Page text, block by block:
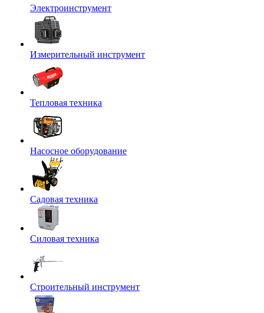
Электроинструмент
Измерительный инструмент
Тепловая техника
Насосное оборудование
Садовая техника
Силовая техника
Строительный инструмент